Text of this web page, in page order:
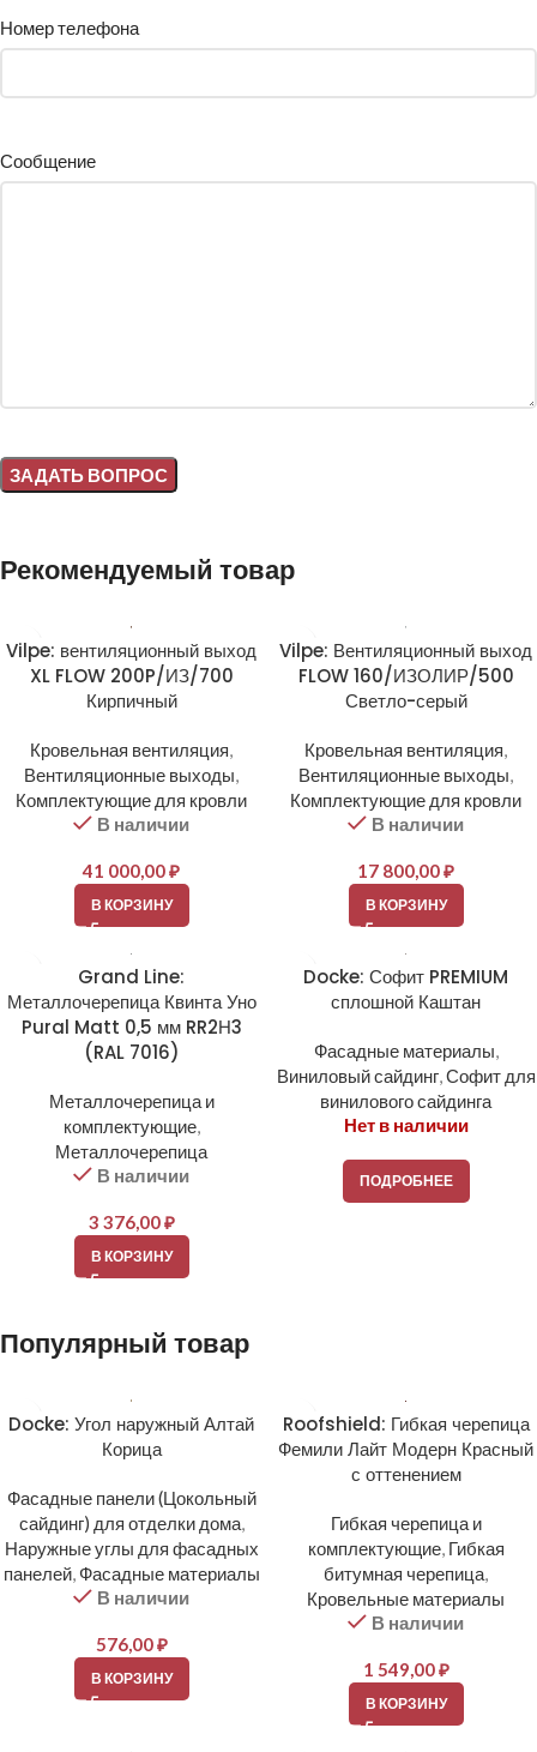
Номер телефона
Сообщение
Рекомендуемый товар
Vilpe: вентиляционный выход
XL FLOW 200P/ИЗ/700
Кирпичный
Кровельная вентиляция,
Вентиляционные выходы,
Комплектующие для кровли
В наличии
41 000,00₽
В КОРЗИНУ
Vilpe: Вентиляционный выход
FLOW 160/ИЗОЛИР/500
Светло-серый
Кровельная вентиляция,
Вентиляционные выходы,
Комплектующие для кровли
В наличии
17 800,00₽
В КОРЗИНУ
Grand Line:
Металлочерепица Квинта Уно
Pural Matt 0,5 мм RR2Н3
(RAL 7016)
Металлочерепица и
комплектующие,
Металлочерепица
В наличии
3 376,00₽
В КОРЗИНУ
Docke: Софит PREMIUM
сплошной Каштан
Фасадные материалы,
Виниловый сайдинг,Софит для
винилового сайдинга
Нет в наличии
ПОДРОБНЕЕ
Популярный товар
Docke: Угол наружный Алтай
Корица
Фасадные панели (Цокольный
сайдинг) для отделки дома,
Наружные углы для фасадных
панелей, Фасадные материалы
В наличии
576,00₽
В КОРЗИНУ
Roofshield: Гибкая черепица
Фемили Лайт Модерн Красный
с оттенением
Гибкая черепица и
комплектующие, Гибкая
битумная черепица,
Кровельные материалы
В наличии
1 549,00₽
В КОРЗИНУ